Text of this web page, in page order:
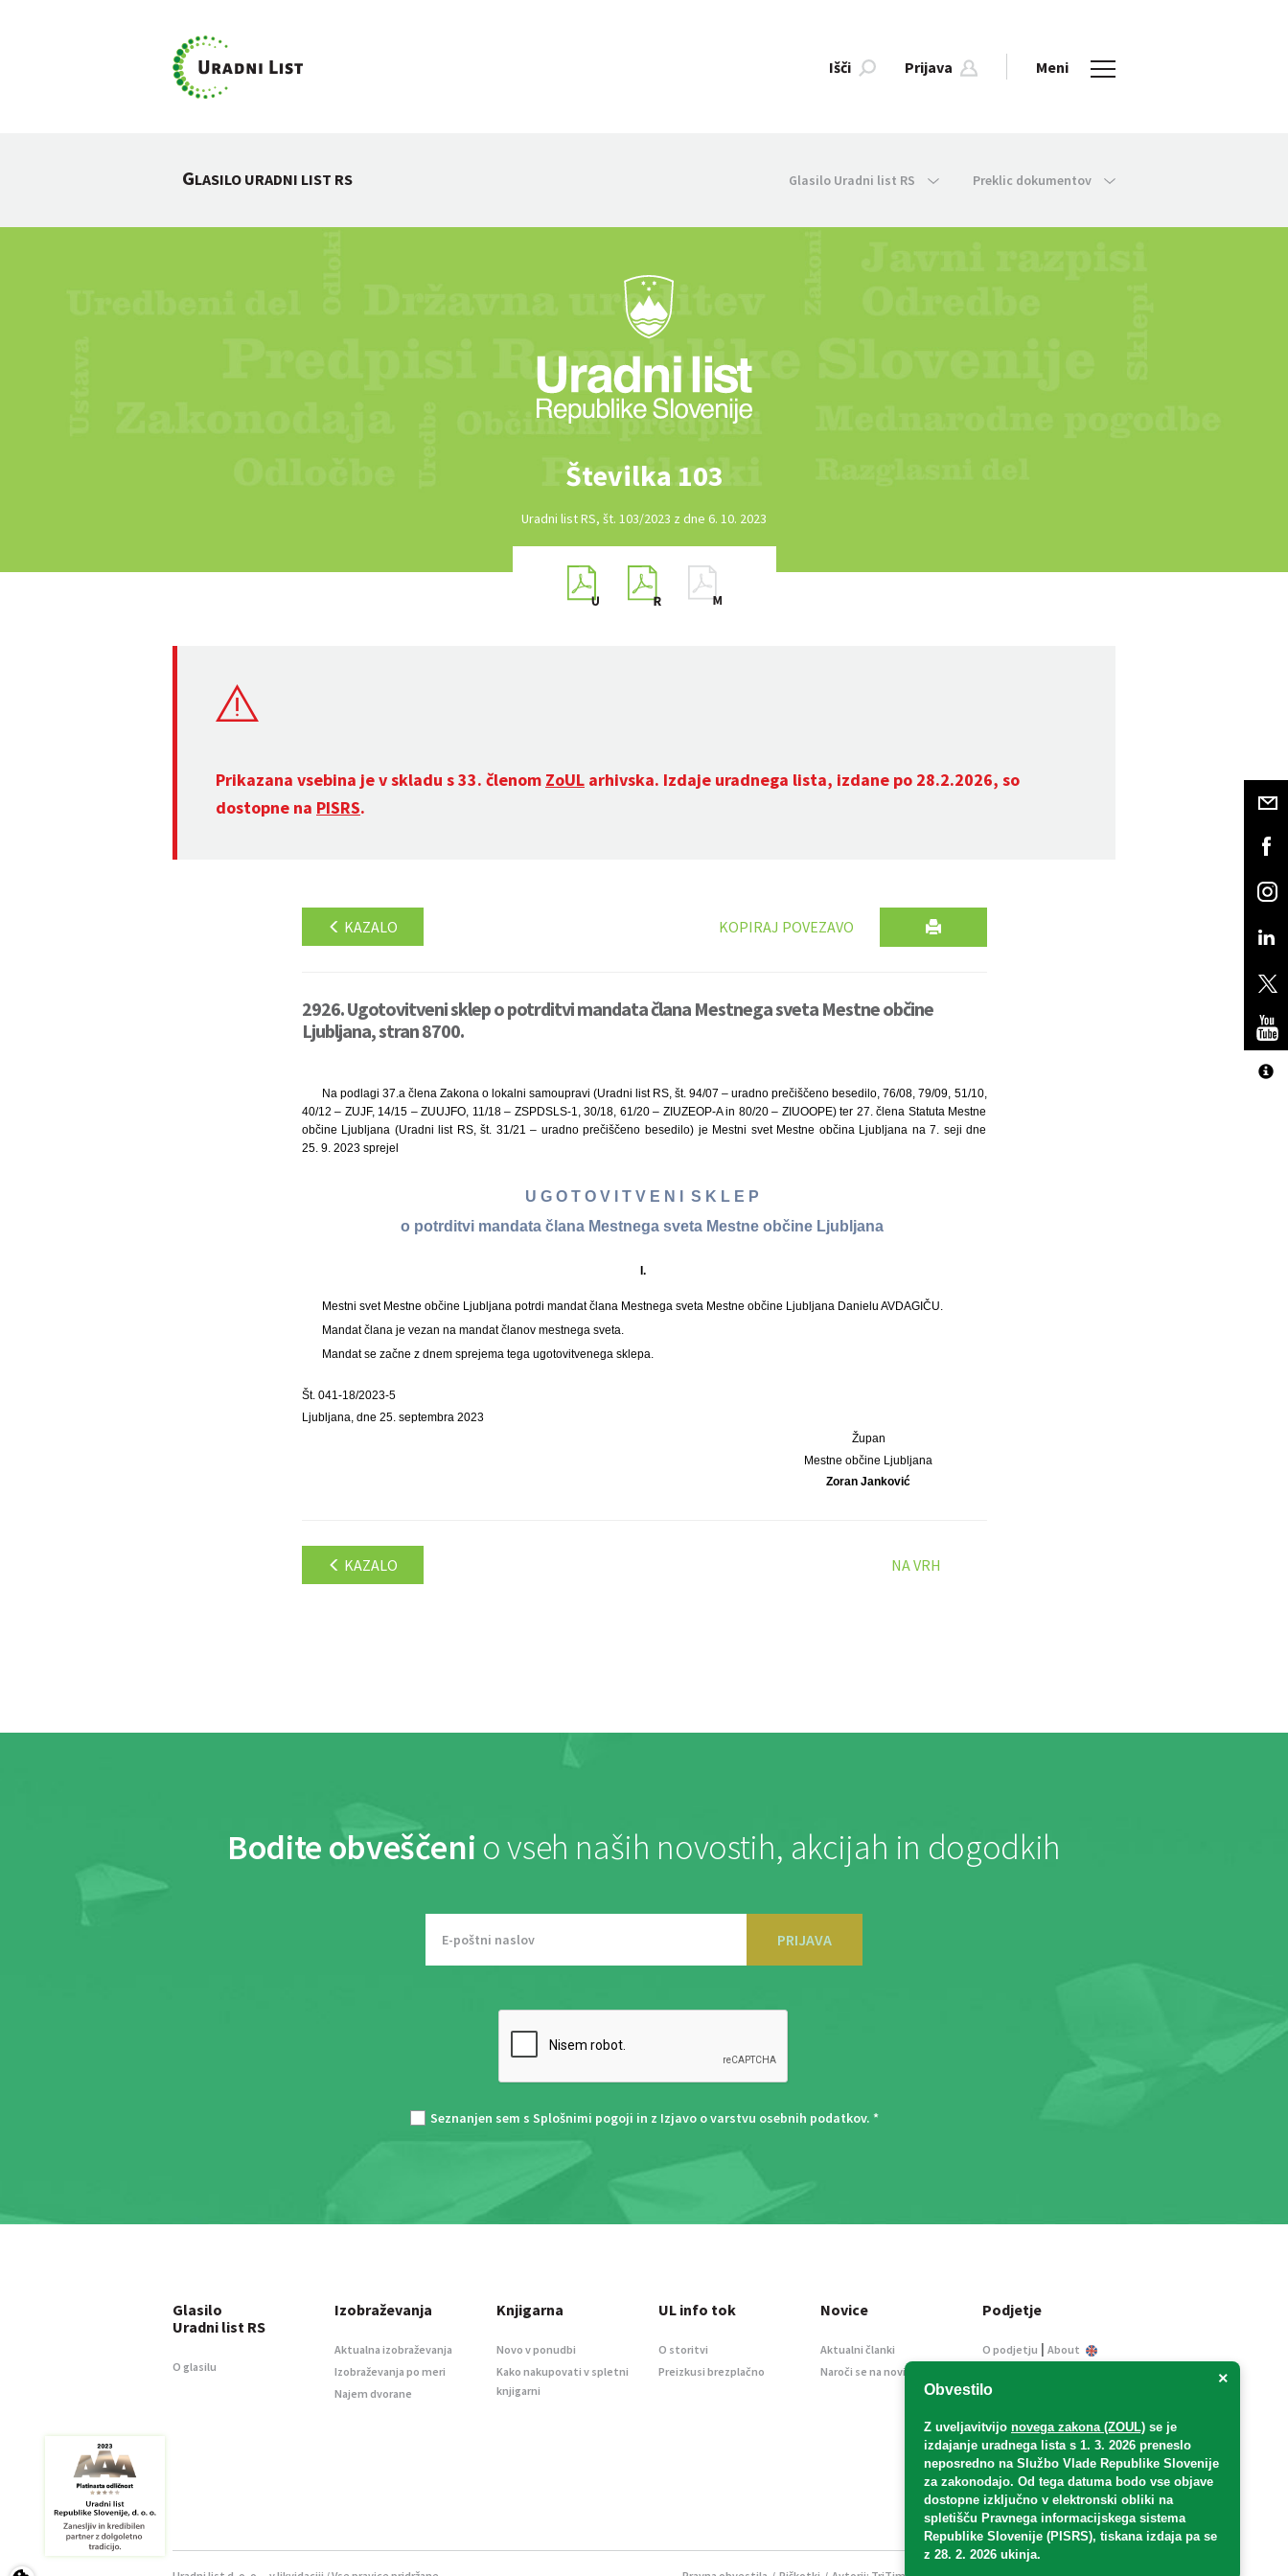
Išči Prijava Meni
GLASILO URADNI LIST RS Glasilo Uradni list RS Preklic dokumentov
Številka 103
Uradni list RS, št. 103/2023 z dne 6. 10. 2023
Prikazana vsebina je v skladu s 33. členom ZoUL arhivska. Izdaje uradnega lista, izdane po 28.2.2026, so
dostopne na PISRS.
KAZALO KOPIRAJ POVEZAVO
2926. Ugotovitveni sklep o potrditvi mandata člana Mestnega sveta Mestne občine
Ljubljana, stran 8700.
Na podlagi 37.a člena Zakona o lokalni samoupravi (Uradni list RS, št. 94/07 – uradno prečiščeno besedilo, 76/08, 79/09, 51/10,
40/12 – ZUJF, 14/15 – ZUUJFO, 11/18 – ZSPDSLS-1, 30/18, 61/20 – ZIUZEOP-A in 80/20 – ZIUOOPE) ter 27. člena Statuta Mestne
občine Ljubljana (Uradni list RS, št. 31/21 – uradno prečiščeno besedilo) je Mestni svet Mestne občina Ljubljana na 7. seji dne
25. 9. 2023 sprejel
U G O T O V I T V E N I S K L E P
o potrditvi mandata člana Mestnega sveta Mestne občine Ljubljana
I.
Mestni svet Mestne občine Ljubljana potrdi mandat člana Mestnega sveta Mestne občine Ljubljana Danielu AVDAGIČU.
Mandat člana je vezan na mandat članov mestnega sveta.
Mandat se začne z dnem sprejema tega ugotovitvenega sklepa.
Št. 041-18/2023-5
Ljubljana, dne 25. septembra 2023
Župan
Mestne občine Ljubljana
Zoran Janković
KAZALO NA VRH
Bodite obveščeni o vseh naših novostih, akcijah in dogodkih
PRIJAVA
Seznanjen sem s Splošnimi pogoji in z Izjavo o varstvu osebnih podatkov. *
×
Obvestilo
Z uveljavitvijo novega zakona (ZOUL) se je
izdajanje uradnega lista s 1. 3. 2026 preneslo
neposredno na Službo Vlade Republike Slovenije
za zakonodajo. Od tega datuma bodo vse objave
dostopne izključno v elektronski obliki na
spletišču Pravnega informacijskega sistema
Republike Slovenije (PISRS), tiskana izdaja pa se
z 28. 2. 2026 ukinja.
Glasilo
Uradni list RS
O glasilu
Izobraževanja
Aktualna izobraževanja
Izobraževanja po meri
Najem dvorane
Knjigarna
Novo v ponudbi
Kako nakupovati v spletni
knjigarni
UL info tok
O storitvi
Preizkusi brezplačno
Novice
Aktualni članki
Naroči se na novice
Podjetje
O podjetju | About
Informacije javnega
Oglaševanje
Splošni pogoji
Izjava o varstvu osebnih
podatkov
E-dražbe